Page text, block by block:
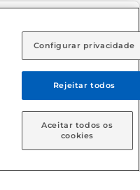
como deseja receber
Retire em Loja
para o
on-line é de R$
os direitos
Configurar privacidade
Rejeitar todos
Aceitar todos os
cookies